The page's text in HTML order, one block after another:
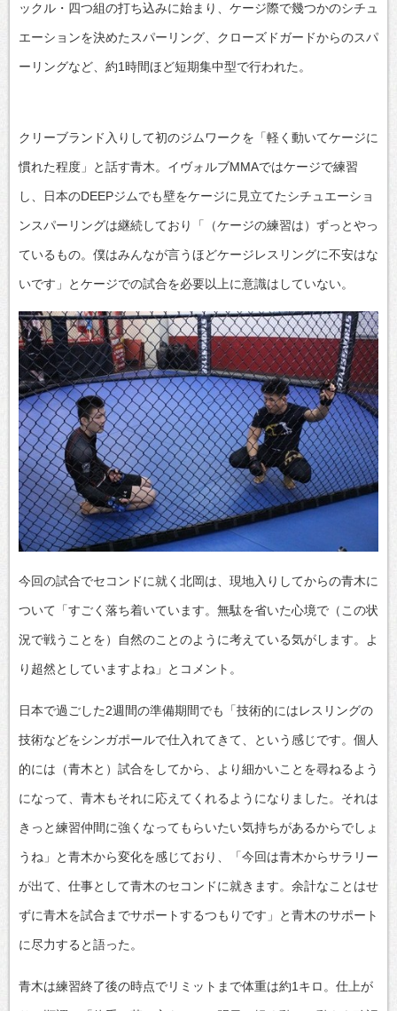
ックル・四つ組の打ち込みに始まり、ケージ際で幾つかのシチュ
エーションを決めたスパーリング、クローズドガードからのスパ
ーリングなど、約1時間ほど短期集中型で行われた。
クリーブランド入りして初のジムワークを「軽く動いてケージに
慣れた程度」と話す青木。イヴォルブMMAではケージで練習
し、日本のDEEPジムでも壁をケージに見立てたシチュエーショ
ンスパーリングは継続しており「（ケージの練習は）ずっとやっ
ているもの。僕はみんなが言うほどケージレスリングに不安はな
いです」とケージでの試合を必要以上に意識はしていない。
今回の試合でセコンドに就く北岡は、現地入りしてからの青木に
ついて「すごく落ち着いています。無駄を省いた心境で（この状
況で戦うことを）自然のことのように考えている気がします。よ
り超然としていますよね」とコメント。
日本で過ごした2週間の準備期間でも「技術的にはレスリングの
技術などをシンガポールで仕入れてきて、という感じです。個人
的には（青木と）試合をしてから、より細かいことを尋ねるよう
になって、青木もそれに応えてくれるようになりました。それは
きっと練習仲間に強くなってもらいたい気持ちがあるからでしょ
うね」と青木から変化を感じており、「今回は青木からサラリー
が出て、仕事として青木のセコンドに就きます。余計なことはせ
ずに青木を試合までサポートするつもりです」と青木のサポート
に尽力すると語った。
青木は練習終了後の時点でリミットまで体重は約1キロ。仕上が